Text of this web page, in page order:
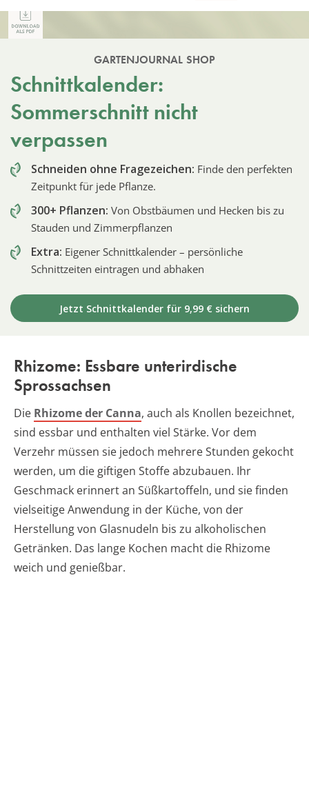
GARTENJOURNAL SHOP
Schnittkalender:
Sommerschnitt nicht
verpassen
Schneiden ohne Fragezeichen: Finde den perfekten
Zeitpunkt für jede Pflanze.
300+ Pflanzen: Von Obstbäumen und Hecken bis zu
Stauden und Zimmerpflanzen
Extra: Eigener Schnittkalender – persönliche
Schnittzeiten eintragen und abhaken
Jetzt Schnittkalender für 9,99 € sichern
Rhizome: Essbare unterirdische
Sprossachsen
Die Rhizome der Canna, auch als Knollen bezeichnet,
sind essbar und enthalten viel Stärke. Vor dem
Verzehr müssen sie jedoch mehrere Stunden gekocht
werden, um die giftigen Stoffe abzubauen. Ihr
Geschmack erinnert an Süßkartoffeln, und sie finden
vielseitige Anwendung in der Küche, von der
Herstellung von Glasnudeln bis zu alkoholischen
Getränken. Das lange Kochen macht die Rhizome
weich und genießbar.